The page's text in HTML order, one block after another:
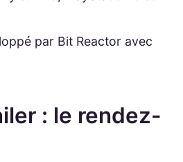
par Bit Reactor avec
: le rendez-